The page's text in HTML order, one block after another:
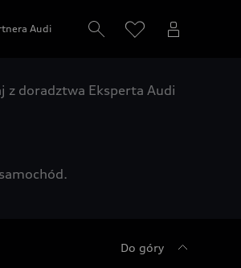
Audi
z doradztwa Eksperta Audi
Do góry